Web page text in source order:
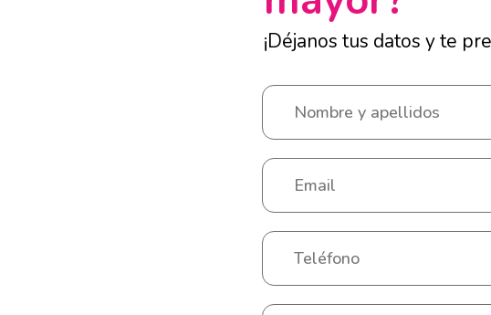
¡Déjanos tus datos y te